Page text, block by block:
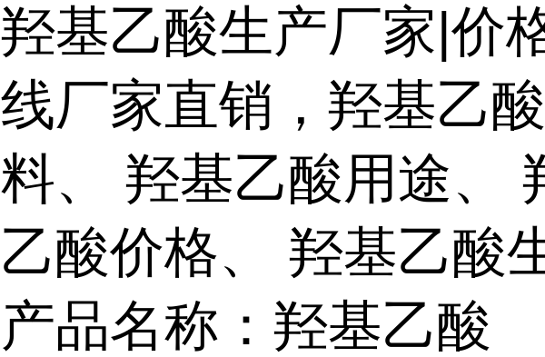
羟基乙酸生产厂家|价
线厂家直销，羟基乙
料、 羟基乙酸用途、
乙酸价格、 羟基乙酸
产品名称：羟基乙酸